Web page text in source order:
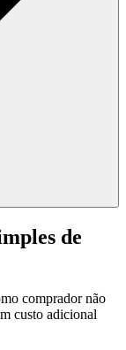
de
comprador não
custo adicional